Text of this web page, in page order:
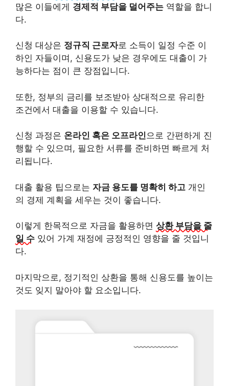
많은 이들에게 경제적 부담을 덜어주는 역할을 합니
다.
신청 대상은 정규직 근로자로 소득이 일정 수준 이
하인 자들이며, 신용도가 낮은 경우에도 대출이 가
능하다는 점이 큰 장점입니다.
또한, 정부의 금리를 보조받아 상대적으로 유리한
조건에서 대출을 이용할 수 있습니다.
신청 과정은 온라인 혹은 오프라인으로 간편하게 진
행할 수 있으며, 필요한 서류를 준비하면 빠르게 처
리됩니다.
대출 활용 팁으로는 자금 용도를 명확히 하고 개인
의 경제 계획을 세우는 것이 좋습니다.
이렇게 한목적으로 자금을 활용하면 상환 부담을 줄
일 수 있어 가계 재정에 긍정적인 영향을 줄 것입니
다.
마지막으로, 정기적인 상환을 통해 신용도를 높이는
것도 잊지 말아야 할 요소입니다.